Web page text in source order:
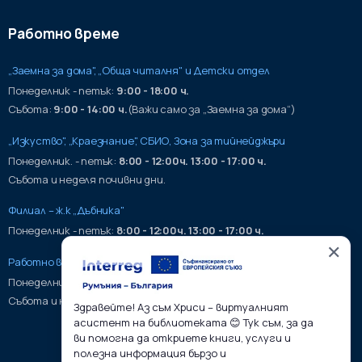
Работно време
„Заемна за дома", „Обща читалня" и Детски отдел
Понеделник - петък: 9:00 - 18:00 ч.
Събота: 9:00 - 14:00 ч.(Важи само за „Заемна за дома“)
„Изкуство", „Краезнание", СБИО, Зона за тийнейджъри
Понеделник. - петък: 8:00 - 12:00ч. 13:00 - 17:00 ч.
Събота и неделя почивни дни.
Филиал – ж.к „Дъбника"
Понеделник - петък: 8:00 - 12:00ч. 13:00 - 17:00 ч.
Работно време на хранилища:
Понеделник - петък:9:00 - 17:00ч.
Събота и неделя почивни дни.
✕
Здравейте! Аз съм Хриси – виртуалният
асистент на библиотеката 😊 Тук съм, за да
ви помогна да откриете книги, услуги и
полезна информация бързо и